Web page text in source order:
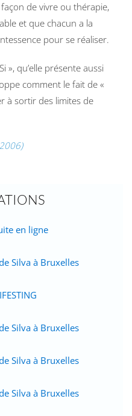
de vivre ou thérapie,
et que chacun a la
pour se réaliser.
», qu’elle présente aussi
comment le fait de «
à sortir des limites de
en ligne
Silva à Bruxelles
Silva à Bruxelles
Silva à Bruxelles
Silva à Bruxelles